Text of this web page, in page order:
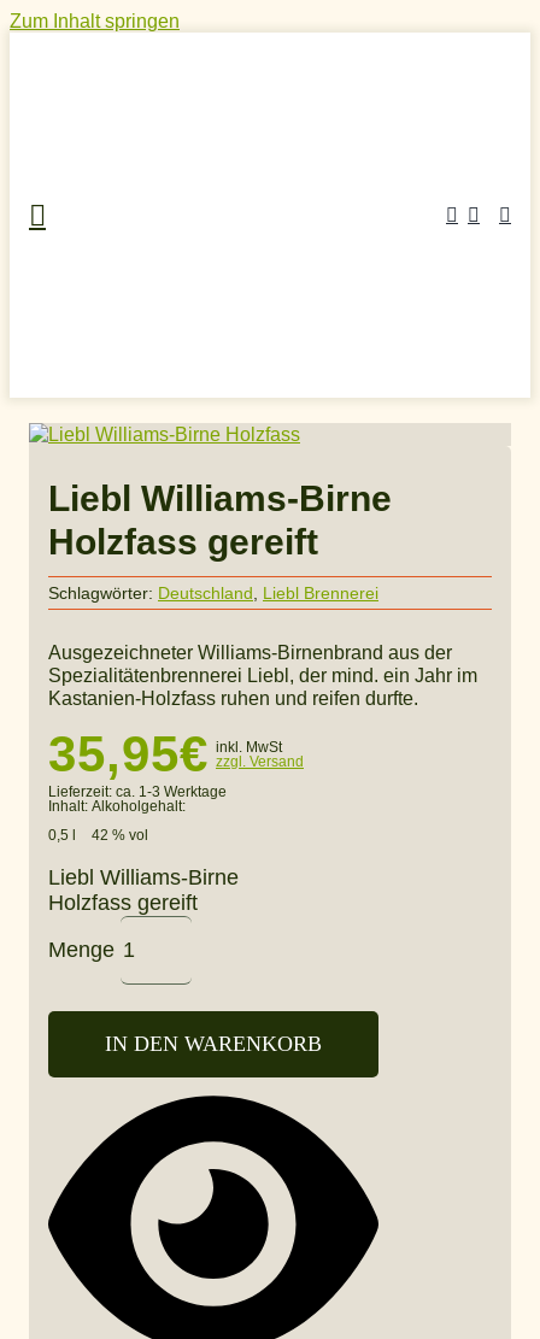
Zum Inhalt springen
Liebl Williams-Birne
Holzfass gereift
Schlagwörter: Deutschland Liebl Brennerei
Ausgezeichneter Williams-Birnenbrand aus der
Spezialitätenbrennerei Liebl, der mind. ein Jahr im
Kastanien-Holzfass ruhen und reifen durfte.
35,95€ inkl. MwSt
zzgl. Versand
Lieferzeit: ca. 1-3 Werktage
Inhalt:
0,5 l
Alkoholgehalt:
42 % vol
Liebl Williams-Birne
Holzfass gereift
Menge
IN DEN WARENKORB